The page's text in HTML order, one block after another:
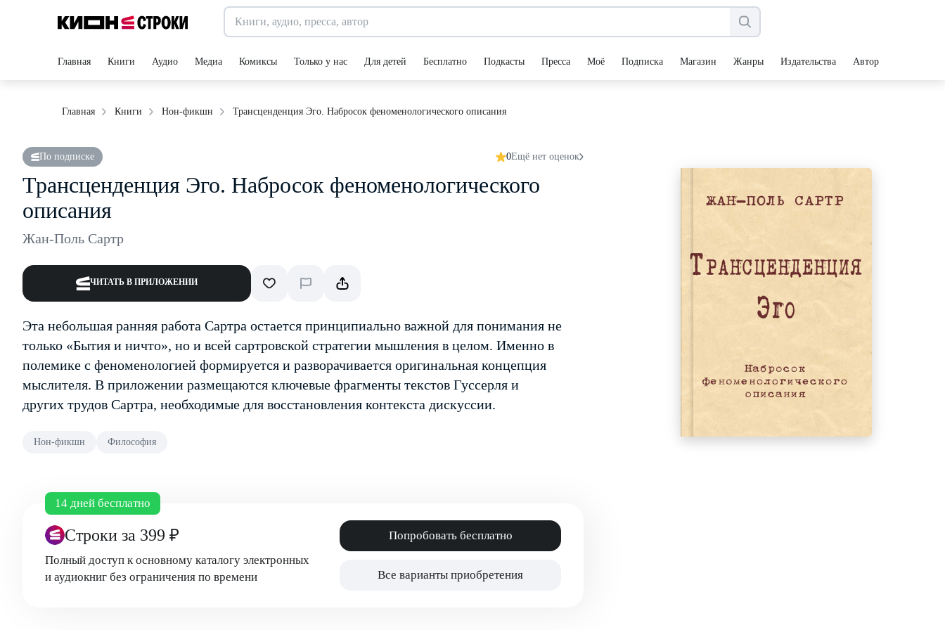
Главная Книги Аудио Медиа Комиксы Только у нас Для детей Бесплатно Подкасты Пресса Моё Подписка Магазин Жанры Издательства Авторы
Главная Книги Нон-фикшн Трансценденция Эго. Набросок феноменологического описания
По подписке 0Ещё нет оценок
Трансценденция Эго. Набросок феноменологического
описания
Жан-Поль Сартр
ЧИТАТЬ В ПРИЛОЖЕНИИ
Эта небольшая ранняя работа Сартра остается принципиально важной для понимания не
только «Бытия и ничто», но и всей сартровской стратегии мышления в целом. Именно в
полемике с феноменологией формируется и разворачивается оригинальная концепция
мыслителя. В приложении размещаются ключевые фрагменты текстов Гуссерля и
других трудов Сартра, необходимые для восстановления контекста дискуссии.
Нон-фикшн Философия
14 дней бесплатно
Строки за 399 ₽
Полный доступ к основному каталогу электронных
и аудиокниг без ограничения по времени
Попробовать бесплатно
Все варианты приобретения